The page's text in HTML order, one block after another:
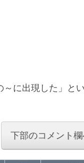
に出現した」と
下部のコメント